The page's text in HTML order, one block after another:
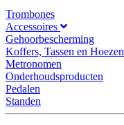
Trombones
Accessoires
Gehoorbescherming
Koffers, Tassen en Hoezen
Metronomen
Onderhoudsproducten
Pedalen
Standen